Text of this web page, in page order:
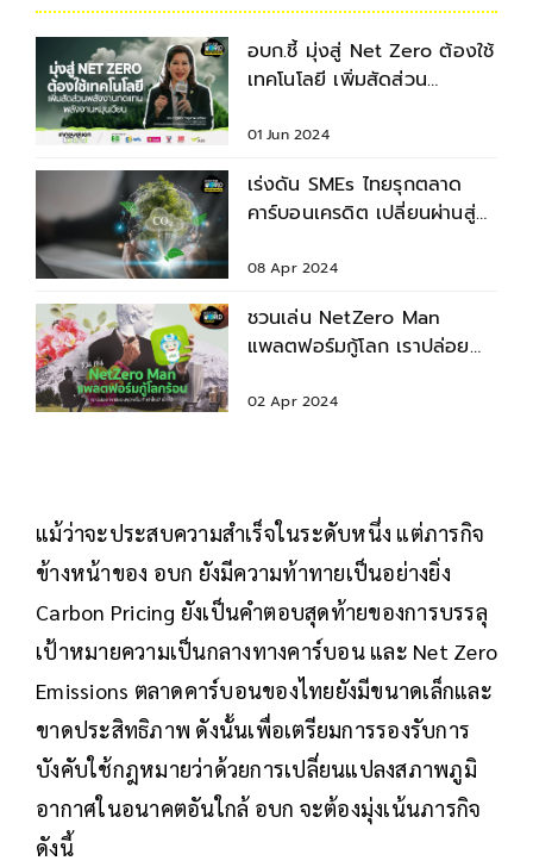
อบก.ชี้ มุ่งสู่ Net Zero ต้องใช้
เทคโนโลยี เพิ่มสัดส่วน
01 Jun 2024
เร่งดัน SMEs ไทยรุกตลาด
คาร์บอนเครดิต เปลี่ยนผ่านสู่
08 Apr 2024
ชวนเล่น NetZero Man
แพลตฟอร์มกู้โลก เราปล่อย
เช็กได้
02 Apr 2024
แม้ว่าจะประสบความสำเร็จในระดับหนึ่ง แต่ภารกิจ
ข้างหน้าของ อบก ยังมีความท้าทายเป็นอย่างยิ่ง
Carbon Pricing ยังเป็นคำตอบสุดท้ายของการบรรลุ
เป้าหมายความเป็นกลางทางคาร์บอน และ Net Zero
Emissions ตลาดคาร์บอนของไทยยังมีขนาดเล็กและ
ขาดประสิทธิภาพ ดังนั้นเพื่อเตรียมการรองรับการ
บังคับใช้กฎหมายว่าด้วยการเปลี่ยนแปลงสภาพภูมิ
อากาศในอนาคตอันใกล้ อบก จะต้องมุ่งเน้นภารกิจ
ดังนี้